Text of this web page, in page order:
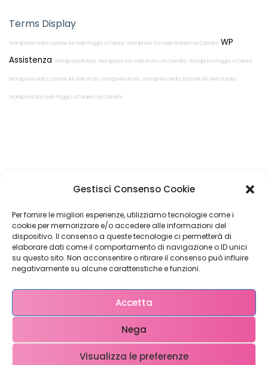
Gestisci Consenso Cookie
Per fornire le migliori esperienze, utilizziamo tecnologie come i
cookie per memorizzare e/o accedere alle informazioni del
dispositivo. Il consenso a queste tecnologie ci permetterà di
elaborare dati come il comportamento di navigazione o ID unici
su questo sito. Non acconsentire o ritirare il consenso può influire
negativamente su alcune caratteristiche e funzioni.
Accetta
Nega
Visualizza le preferenze
Terms Display
Wordpress realizzazione siti web Poggio a Caiano Wordpress Sito web Pistoia con Carrello WP
Assistenza Wordpress Pistoia Wordpress Sito web Prato con Carrello Wordpress Poggio a Caiano
Wordpress realizzazione siti web Prato Wordpress Prato Wordpress realizzazione siti web Pistoia
Wordpress Sito web Poggio a Caiano con Carrello
Restiamo in
contatto!
Come possiamo Aiutarti?